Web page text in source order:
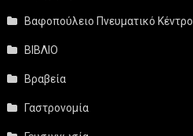
Βαφοπούλειο Πνευματικό Κέντρο
ΒΙΒΛΙΟ
Βραβεία
Γαστρονομία